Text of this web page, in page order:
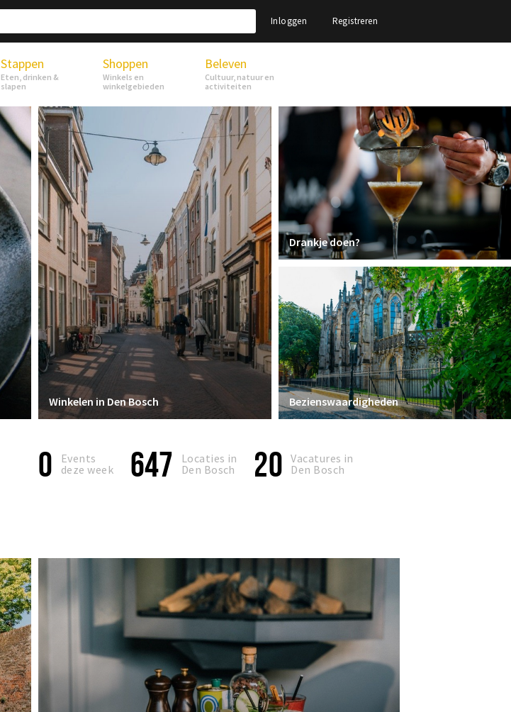
Inloggen Registreren
Stappen
Eten, drinken &
slapen
Shoppen
Winkels en
winkelgebieden
Beleven
Cultuur, natuur en
activiteiten
Winkelen in Den Bosch
Drankje doen?
Bezienswaardigheden
0
Events
deze week
647
Locaties in
Den Bosch
20
Vacatures in
Den Bosch